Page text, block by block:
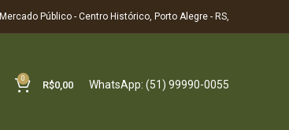
Mercado Público - Centro Histórico, Porto Alegre - RS,
0
R$0,00 WhatsApp: (51) 99990-0055